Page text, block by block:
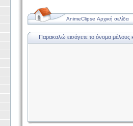
AnimeClipse Αρχική σελίδα
Παρακαλώ εισάγετε το όνομα μέλους